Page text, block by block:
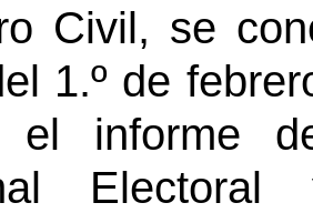
Civil, se
1.º de
el informe